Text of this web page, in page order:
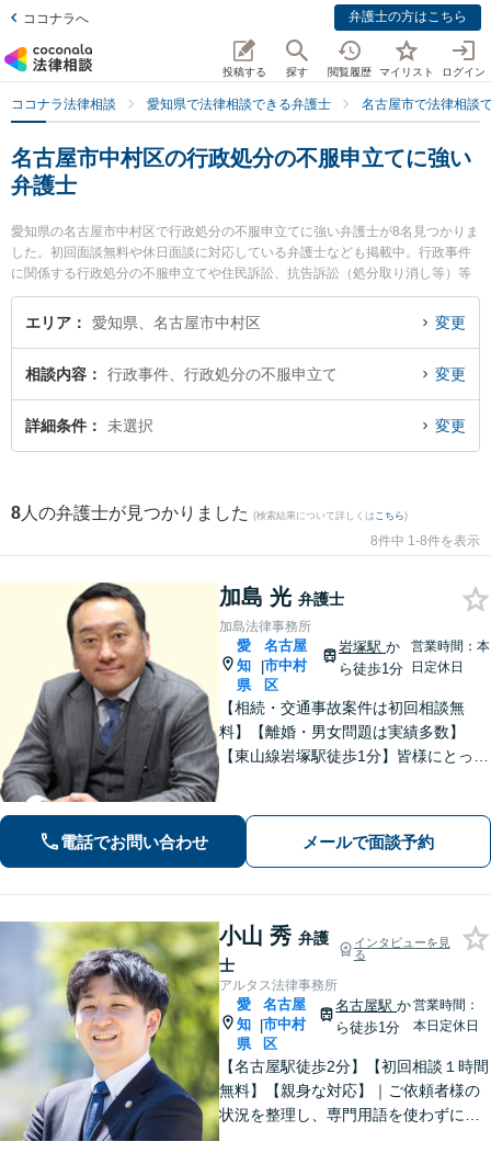
ココナラへ 弁護士の方はこちら
投稿する 探す 閲覧履歴 マイリスト ログイン
ココナラ法律相談 愛知県で法律相談できる弁護士 名古屋市で法律相談
名古屋市中村区の行政処分の不服申立てに強い
弁護士
愛知県の名古屋市中村区で行政処分の不服申立てに強い弁護士が8名見つかりま
した。初回面談無料や休日面談に対応している弁護士なども掲載中。行政事件
に関係する行政処分の不服申立てや住民訴訟、抗告訴訟（処分取り消し等）等
の細かな分野での絞り込み検索もでき便利です。特に加島法律事務所の加島 光
弁護士やアルタス法律事務所の小山 秀弁護士、名古屋駅ヒラソル法律事務所の
ルを今すぐに弁護士に相談したい』『行政処分の不服申立てのトラブル解決の
実績豊富な近くの弁護士を検索したい』『初回相談無料で行政処分の不服申立
てを法律相談できる名古屋市中村区内の弁護士に相談予約したい』などでお困
エリア 愛知県、名古屋市中村区 変更
相談内容 行政事件、行政処分の不服申立て 変更
詳細条件 未選択 変更
8 人の弁護士が見つかりました (検索結果について詳しくは こちら)
8件中 1-8件を表示
加島 光 弁護士
加島法律事務所
愛
知
県
|
名古屋
市中村
区
岩塚駅 か
ら徒歩1分
営業時間：本
日定休日
【相続・交通事故案件は初回相談無
料】【離婚・男女問題は実績多数】
【東山線岩塚駅徒歩1分】皆様にとって
電話でお問い合わせ メールで面談予約
小山 秀 弁護
士
インタビューを見
る
アルタス法律事務所
愛
知
県
|
名古屋
市中村
区
名古屋駅か
ら徒歩1分
営業時間：
本日定休日
【名古屋駅徒歩2分】【初回相談１時間
無料】【親身な対応】｜ご依頼者様の
状況を整理し、専門用語を使わずに、